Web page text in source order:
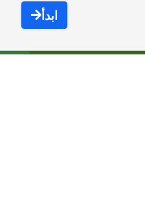
ابدأ